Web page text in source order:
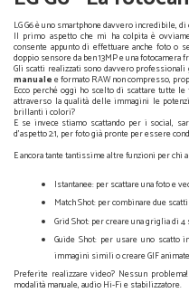
LG G6 è uno smartphone davvero incredibile,
Il primo aspetto che mi ha colpita è
consente appunto di effettuare anche foto o
doppio sensore da ben 13MP e una fotocamera
Gli scatti realizzati sono davvero
manualee formato RAW non compresso,
Ecco perché oggi ho scelto di scattare tutte
attraverso la qualità delle immagini le
brillanti i colori?
E se invece stiamo scattando per i social,
d'aspetto 2:1, per foto già pronte per essere
E ancora tante tantissime altre funzioni per chi
Istantanee: per scattare una foto e
Match Shot: per combinare due
Grid Shot: per creare una griglia di
Guide Shot: per usare uno
immagini simili o creare GIF
Preferite realizzare video? Nessun
modalità manuale, audio Hi-Fi e stabilizzatore.